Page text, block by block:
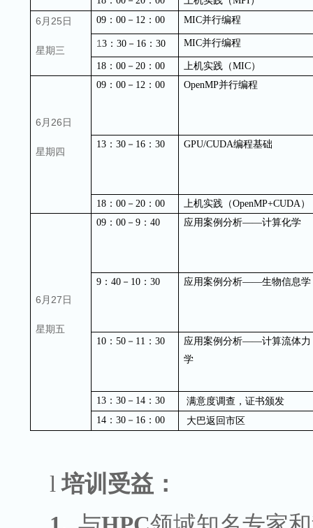
6月25日
星期三
09： 00－ 12： 00 MIC并行编程
1 3： 30－ 16： 30 MIC并行编程
18： 00－ 20： 00 上机实践（MIC）
6月26日
星期四
09： 00－ 12： 00 OpenMP并行编程
13： 30－ 16： 30 GPU/CUDA编程基础
18： 00－ 20： 00 上机实践（OpenMP+CUDA）
6月27日
星期五
09： 00－ 9： 40 应用案例分析——计算化学
9： 40－ 10： 30 应用案例分析——生物信息学
10： 50－ 11 ： 30 应用案例分析——计算流体力
学
13： 30－ 14： 30
满意度调查，证书颁发
14： 30－ 16： 00 大巴返回市区
l培训受益：